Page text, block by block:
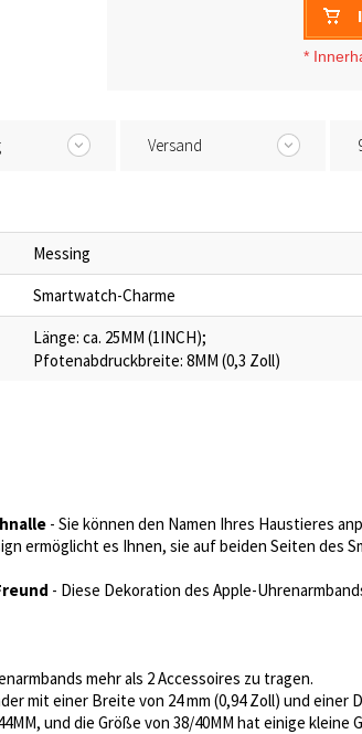
* I
Versand
Messing
Smartwatch-Charme
Länge: ca. 25MM (1INCH);
Pfotenabdruckbreite: 8MM (0,3 Zoll)
- Sie können den Namen Ihres Haustieres
ermöglicht es Ihnen, sie auf beiden Seiten des
- Diese Dekoration des Apple-
mehr als 2 Accessoires zu tragen.
mit einer Breite von 24 mm (0,94 Zoll) und einer
und die Größe von 38/40MM hat einige